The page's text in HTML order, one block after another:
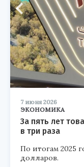
7 июня 2026
ЭКОНОМИКА
За пять лет
в три раза
По итогам 2025
долларов.